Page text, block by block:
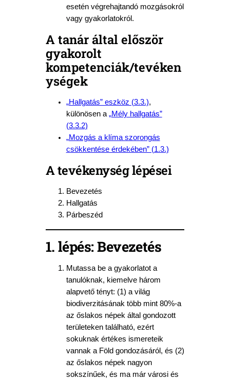
esetén végrehajtandó mozgásokról
vagy gyakorlatokról.
A tanár által először
gyakorolt
kompetenciák/tevéken
ységek
„Hallgatás” eszköz (3.3.),
különösen a „Mély hallgatás”
(3.3.2)
„Mozgás a klíma szorongás
csökkentése érdekében” (1.3.)
A tevékenység lépései
Bevezetés
Hallgatás
Párbeszéd
1. lépés: Bevezetés
Mutassa be a gyakorlatot a
tanulóknak, kiemelve három
alapvető tényt: (1) a világ
biodiverzitásának több mint 80%-a
az őslakos népek által gondozott
területeken található, ezért
sokuknak értékes ismereteik
vannak a Föld gondozásáról, és (2)
az őslakos népek nagyon
sokszínűek, és ma már városi és